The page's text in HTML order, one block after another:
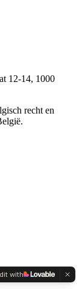
12-14, 1000
recht en
with